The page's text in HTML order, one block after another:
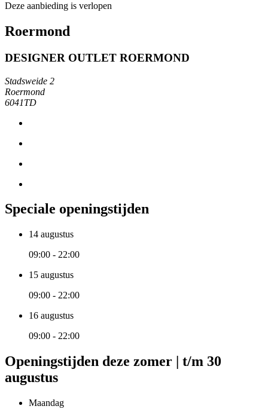
Deze aanbieding is verlopen
Roermond
DESIGNER OUTLET ROERMOND
Stadsweide 2
Roermond
6041TD
Speciale openingstijden
14 augustus
09:00 - 22:00
15 augustus
09:00 - 22:00
16 augustus
09:00 - 22:00
Openingstijden deze zomer | t/m 30
augustus
Maandag